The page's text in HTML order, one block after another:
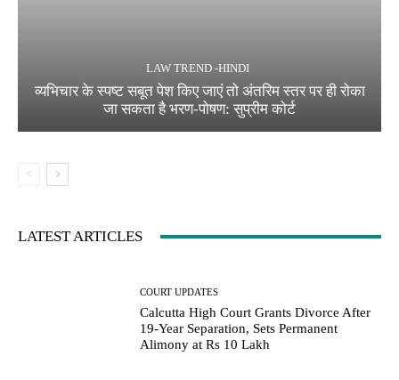
LAW TREND -HINDI
व्यभिचार के स्पष्ट सबूत पेश किए जाएं तो अंतरिम स्तर पर ही रोका
जा सकता है भरण-पोषण: सुप्रीम कोर्ट
LATEST ARTICLES
COURT UPDATES
Calcutta High Court Grants Divorce After
19-Year Separation, Sets Permanent
Alimony at Rs 10 Lakh